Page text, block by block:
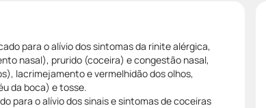
para o alívio dos sintomas da rinite alérgica,
nasal), prurido (coceira) e congestão nasal,
lacrimejamento e vermelhidão dos olhos,
da boca) e tosse.
para o alívio dos sinais e sintomas de coceiras